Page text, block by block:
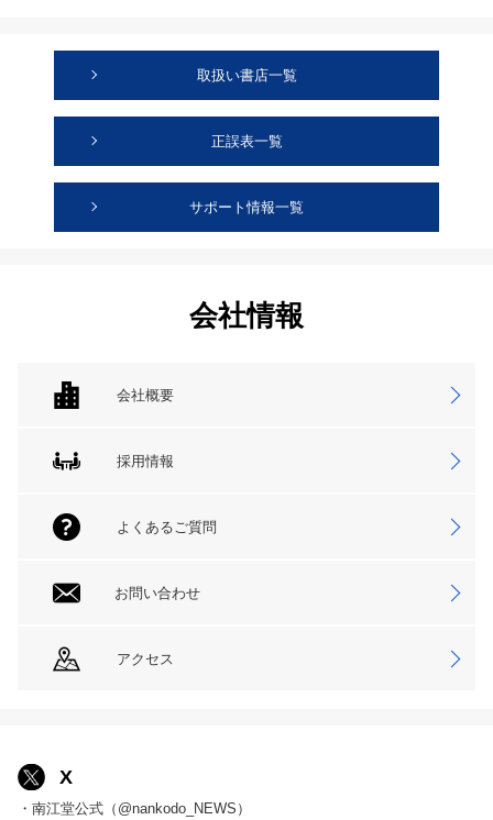
取扱い書店一覧
正誤表一覧
サポート情報一覧
会社情報
会社概要
採用情報
よくあるご質問
お問い合わせ
アクセス
X
・南江堂公式（@nankodo_NEWS）